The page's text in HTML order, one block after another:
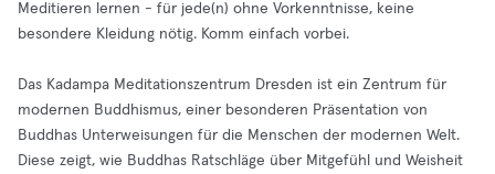
Meditieren lernen - für jede(n) ohne Vorkenntnisse, keine
besondere Kleidung nötig. Komm einfach vorbei.
Das Kadampa Meditationszentrum Dresden ist ein Zentrum für
modernen Buddhismus, einer besonderen Präsentation von
Buddhas Unterweisungen für die Menschen der modernen Welt.
Diese zeigt, wie Buddhas Ratschläge über Mitgefühl und Weisheit